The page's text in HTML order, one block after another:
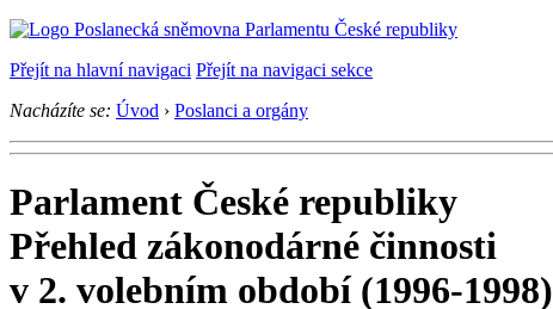
Přejít na hlavní navigaci Přejít na navigaci sekce
Nacházíte se: Úvod › Poslanci a orgány
Parlament České republiky
Přehled zákonodárné činnosti
v 2. volebním období (1996-1998)